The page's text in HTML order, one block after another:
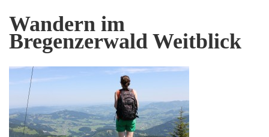
Wandern im
Bregenzerwald Weitblick